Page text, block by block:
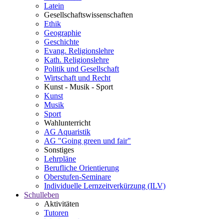
Latein
Gesellschaftswissenschaften
Ethik
Geographie
Geschichte
Evang. Religionslehre
Kath. Religionslehre
Politik und Gesellschaft
Wirtschaft und Recht
Kunst - Musik - Sport
Kunst
Musik
Sport
Wahlunterricht
AG Aquaristik
AG "Going green und fair"
Sonstiges
Lehrpläne
Berufliche Orientierung
Oberstufen-Seminare
Individuelle Lernzeitverkürzung (ILV)
Schulleben
Aktivitäten
Tutoren